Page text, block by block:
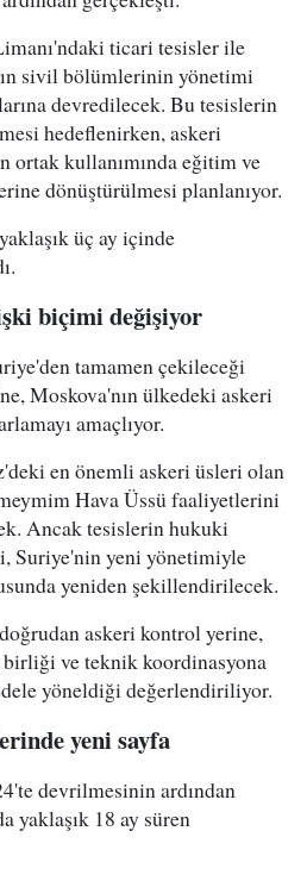
ticari tesisler ile
sivil bölümlerinin yönetimi
devredilecek. Bu tesislerin
hedeflenirken, askeri
kullanımında eğitim ve
dönüştürülmesi planlanıyor.
üç ay içinde
biçimi değişiyor
tamamen çekileceği
Moskova'nın ülkedeki askeri
amaçlıyor.
en önemli askeri üsleri olan
Hava Üssü faaliyetlerini
Ancak tesislerin hukuki
Suriye'nin yeni yönetimiyle
yeniden şekillendirilecek.
askeri kontrol yerine,
ve teknik koordinasyona
yöneldiği değerlendiriliyor.
yeni sayfa
devrilmesinin ardından
yaklaşık 18 ay süren